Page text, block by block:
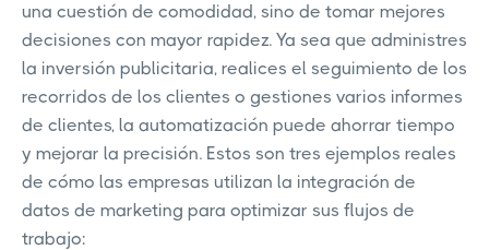
una cuestión de comodidad, sino de tomar mejores
decisiones con mayor rapidez. Ya sea que administres
la inversión publicitaria, realices el seguimiento de los
recorridos de los clientes o gestiones varios informes
de clientes, la automatización puede ahorrar tiempo
y mejorar la precisión. Estos son tres ejemplos reales
de cómo las empresas utilizan la integración de
datos de marketing para optimizar sus flujos de
trabajo: